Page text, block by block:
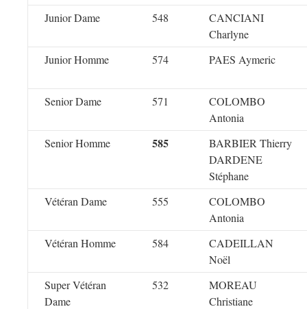
Junior Dame
548
CANCIANI
Charlyne
Junior Homme
574 PAES Aymeric
Senior Dame 571
COLOMBO
Antonia
Senior Homme
585
BARBIER Thierry
DARDENE
Stéphane
Vétéran Dame
555
COLOMBO
Antonia
Vétéran Homme
584
CADEILLAN
Noël
Super Vétéran
Dame
532
MOREAU
Christiane